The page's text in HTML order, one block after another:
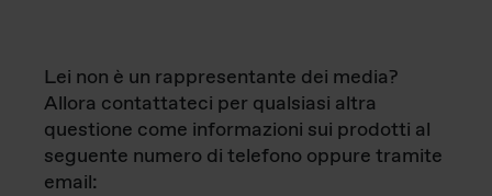
Lei non è un rappresentante dei media?
Allora contattateci per qualsiasi altra
questione come informazioni sui prodotti al
seguente numero di telefono oppure tramite
email: